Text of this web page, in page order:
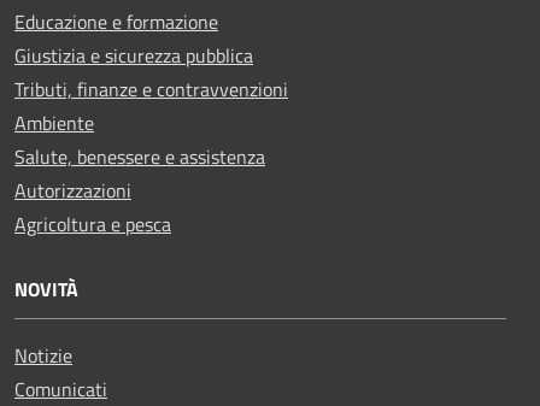
Educazione e formazione
Giustizia e sicurezza pubblica
Tributi, finanze e contravvenzioni
Ambiente
Salute, benessere e assistenza
Autorizzazioni
Agricoltura e pesca
NOVITÀ
Notizie
Comunicati